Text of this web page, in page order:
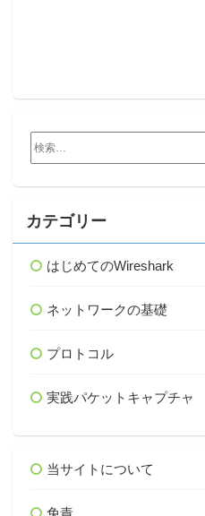
索:
カテゴリー
はじめてのWireshark
ネットワークの基礎
プロトコル
実践パケットキャプチャ
当サイトについて
免責